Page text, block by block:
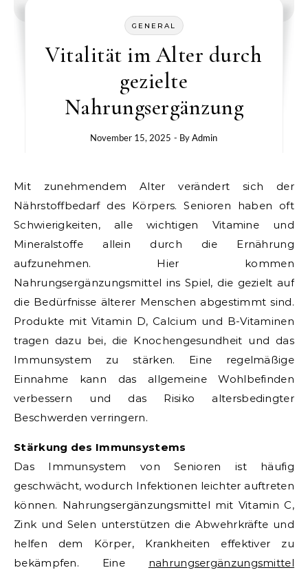
GENERAL
Vitalität im Alter durch
gezielte
Nahrungsergänzung
November 15, 2025 - ByAdmin
Mit zunehmendem Alter verändert sich der
Nährstoffbedarf des Körpers. Senioren haben oft
Schwierigkeiten, alle wichtigen Vitamine und
Mineralstoffe allein durch die Ernährung
aufzunehmen. Hier kommen
Nahrungsergänzungsmittel ins Spiel, die gezielt auf
die Bedürfnisse älterer Menschen abgestimmt sind.
Produkte mit Vitamin D, Calcium und B-Vitaminen
tragen dazu bei, die Knochengesundheit und das
Immunsystem zu stärken. Eine regelmäßige
Einnahme kann das allgemeine Wohlbefinden
verbessern und das Risiko altersbedingter
Beschwerden verringern.
Stärkung des Immunsystems
Das Immunsystem von Senioren ist häufig
geschwächt, wodurch Infektionen leichter auftreten
können. Nahrungsergänzungsmittel mit Vitamin C,
Zink und Selen unterstützen die Abwehrkräfte und
helfen dem Körper, Krankheiten effektiver zu
bekämpfen. Eine nahrungsergänzungsmittel